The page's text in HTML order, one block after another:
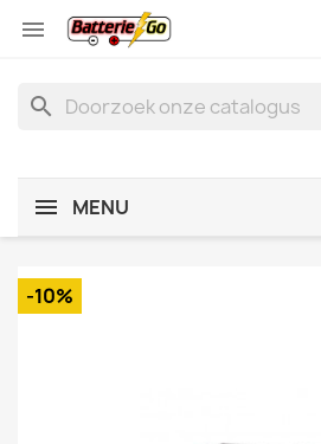

search
MENU
-10%